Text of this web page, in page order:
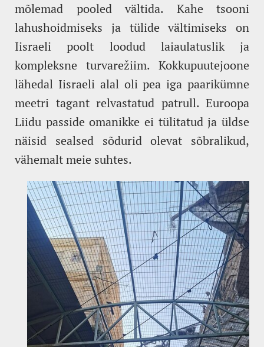
mõlemad pooled vältida. Kahe tsooni
lahushoidmiseks ja tülide vältimiseks on
Iisraeli poolt loodud laiaulatuslik ja
kompleksne turvarežiim. Kokkupuutejoone
lähedal Iisraeli alal oli pea iga paarikümne
meetri tagant relvastatud patrull. Euroopa
Liidu passide omanikke ei tülitatud ja üldse
näisid sealsed sõdurid olevat sõbralikud,
vähemalt meie suhtes.